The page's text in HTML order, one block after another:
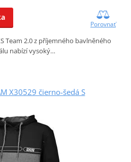
Porovnať
Team 2.0 z příjemného bavlněného
nabízí vysoký…
X30529 čierno-šedá S